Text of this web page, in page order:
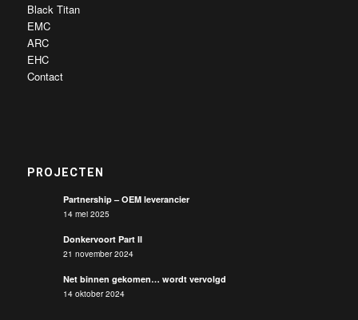
Black Titan
EMC
ARC
EHC
Contact
PROJECTEN
Partnership – OEM leverancier
14 mei 2025
Donkervoort Part II
21 november 2024
Net binnen gekomen… wordt vervolgd
14 oktober 2024